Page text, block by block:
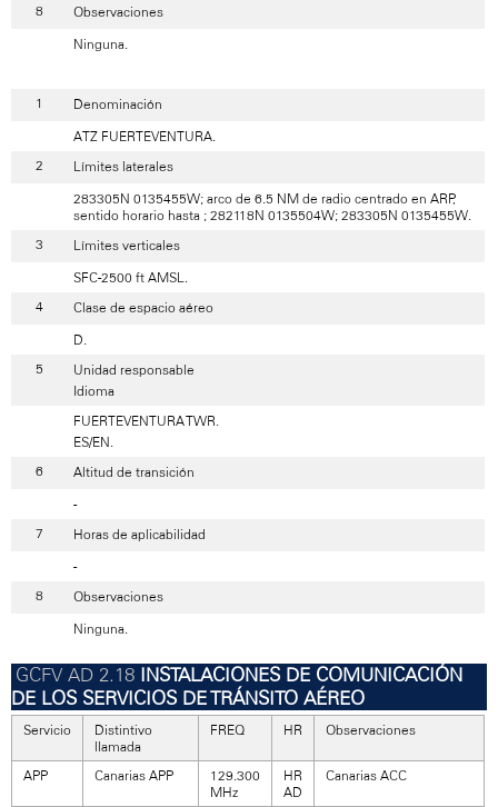
Observaciones
Ninguna.
Denominación
ATZ FUERTEVENTURA.
Límites laterales
283305N 0135455W; arco de 6.5 NM de radio centrado en ARP,
sentido horario hasta ; 282118N 0135504W; 283305N 0135455W.
Límites verticales
SFC-2500 ft AMSL.
Clase de espacio aéreo
D.
Unidad responsable
Idioma
FUERTEVENTURA TWR.
ES/EN.
Altitud de transición
-
Horas de aplicabilidad
-
Observaciones
Ninguna.
INSTALACIONES DE COMUNICACIÓN
DE LOS SERVICIOS DE TRÁNSITO AÉREO
Servicio
Distintivo
llamada
FREQ HR Observaciones
APP Canarias APP
129.300
MHz
HR
AD
Canarias ACC